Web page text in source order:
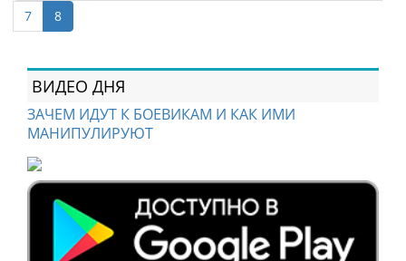
7 8
ВИДЕО ДНЯ
ЗАЧЕМ ИДУТ К БОЕВИКАМ И КАК ИМИ
МАНИПУЛИРУЮТ